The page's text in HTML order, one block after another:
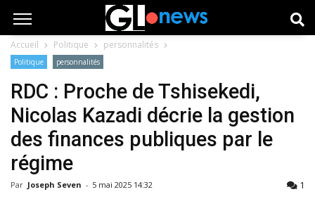
Accueil Politique personnalités
Politique personnalités
RDC : Proche de Tshisekedi,
Nicolas Kazadi décrie la gestion
des finances publiques par le
régime
Par Joseph Seven - 5 mai 2025 14:32 1